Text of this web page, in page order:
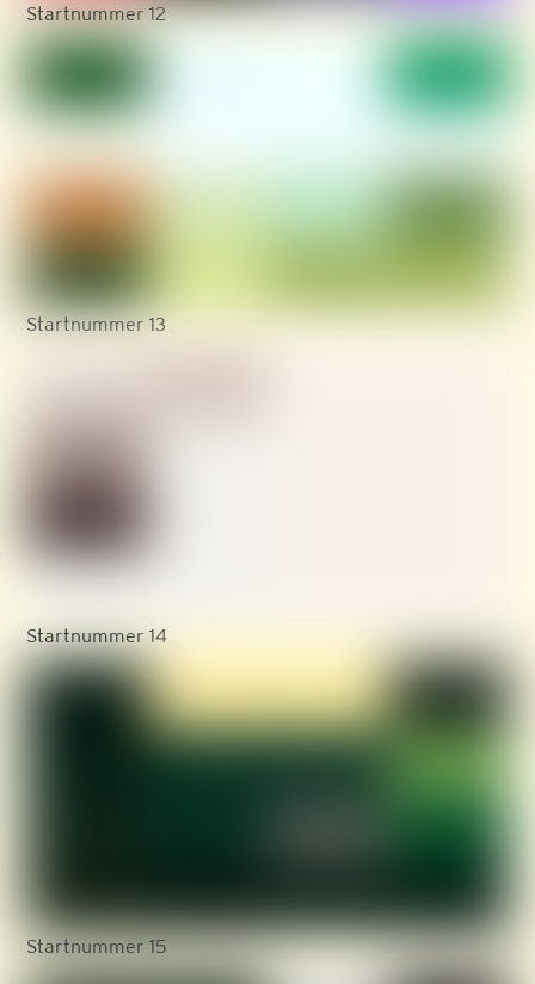
Startnummer 12
Startnummer 13
Startnummer 14
Startnummer 15